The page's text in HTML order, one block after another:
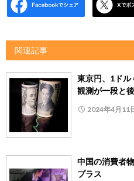
関連記事
東京円、1ドル
観測が一段と
2024年4月11
中国の消費者
プラス